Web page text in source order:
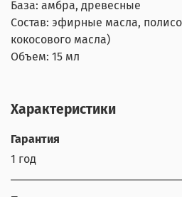
База: амбра, древесные
Состав: эфирные масла,
кокосового масла)
Объем: 15 мл
Характеристики
Гарантия
1 год